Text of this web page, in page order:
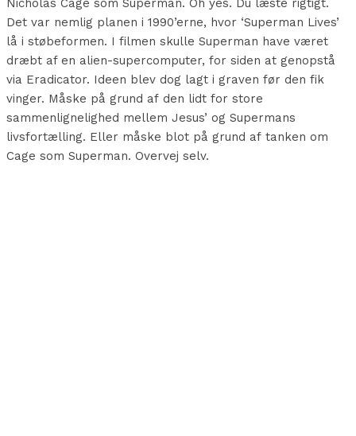
Nicholas Cage som Superman. Oh yes. Du læste rigtigt.
Det var nemlig planen i 1990’erne, hvor ‘Superman Lives’
lå i støbeformen. I filmen skulle Superman have været
dræbt af en alien-supercomputer, for siden at genopstå
via Eradicator. Ideen blev dog lagt i graven før den fik
vinger. Måske på grund af den lidt for store
sammenlignelighed mellem Jesus’ og Supermans
livsfortælling. Eller måske blot på grund af tanken om
Cage som Superman. Overvej selv.